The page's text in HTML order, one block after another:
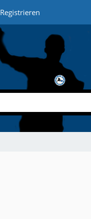
Registrieren